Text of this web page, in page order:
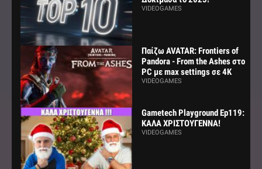
VIDEOGAMES
Παίζω AVATAR: Frontiers of
Pandora - From the Ashes στο
PC με max settings σε 4K
VIDEOGAMES
Gametech Playground Ep119:
ΚΑΛΑ ΧΡΙΣΤΟΥΓΕΝΝΑ!
VIDEOGAMES